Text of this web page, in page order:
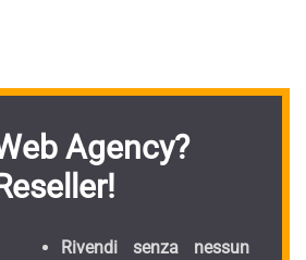
Agency?
Rivendi senza nessun